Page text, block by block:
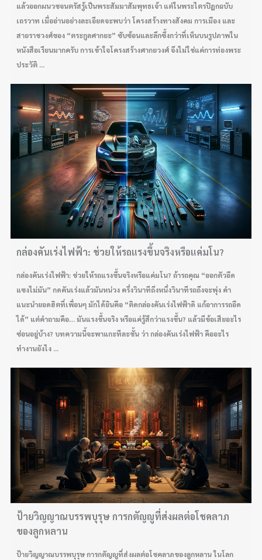
แล้วออกผนวชจนตรัสรู้เป็นพระสัมมาสัมพุทธเจ้า แต่ในพระไตรปิฎกฉบับ
เถรวาท เมื่ออ่านอย่างละเอียดจะพบว่า โครงสร้างทางสังคม การเมือง และ
สายราชวงศ์ของ “ตระกูลศากยะ” ซับซ้อนและลึกซึ้งกว่าที่เห็นบนรูปภาพใน
หนังสือเรียนมากครับ การเข้าใจโครงสร้างศากยวงศ์ จึงไม่ใช่แค่การท่องพระ
ประวัติ ...
กล่องคันเร่งไฟฟ้า: ช่วยให้รถแรงขึ้นจริงหรือแค่มโน?
กล่องคันเร่งไฟฟ้า: ช่วยให้รถแรงขึ้นจริงหรือแค่มโน? ถ้ารถคุณ “ออกตัวอืด
แซงไม่มัน” กดคันเร่งแล้วมันหน่วง ครึ่งวินาทีถึงหนึ่งวินาทีรถถึงจะพุ่ง คำ
แนะนำยอดฮิตที่เพื่อนๆ มักได้ยินคือ “ติดกล่องคันเร่งไฟฟ้าดิ แก้อาการรถอืด
ได้” แต่คำถามคือ… มันแรงขึ้นจริง หรือแค่รู้สึกว่าแรงขึ้น? แล้วมีข้อเสียอะไร
ซ่อนอยู่บ้าง? บทความนี้จะพาแกะทีละชั้น ว่า กล่องคันเร่งไฟฟ้า คืออะไร
ทำงานยังไง ...
ป้ายวิญญาณบรรพบุรุษ การกตัญญูที่ส่งผลต่อโชคลาภ
ของลูกหลาน
ป้ายวิญญาณบรรพบุรุษ การกตัญญูที่ส่งผลต่อโชคลาภของลูกหลาน ในโลก